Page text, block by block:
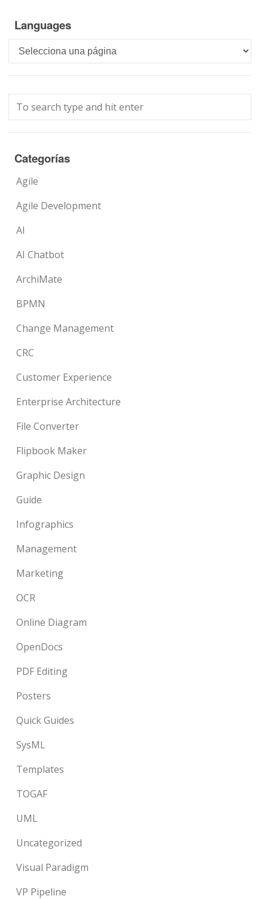
Languages
Languages
Categorías
Agile
Agile Development
AI
AI Chatbot
ArchiMate
BPMN
Change Management
CRC
Customer Experience
Enterprise Architecture
File Converter
Flipbook Maker
Graphic Design
Guide
Infographics
Management
Marketing
OCR
Online Diagram
OpenDocs
PDF Editing
Posters
Quick Guides
SysML
Templates
TOGAF
UML
Uncategorized
Visual Paradigm
VP Pipeline